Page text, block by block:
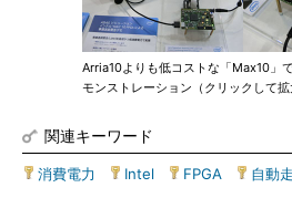
Arria10よりも低コストな「Max10」
モンストレーション（クリックして拡
関連キーワード
消費電力 Intel FPGA 自動